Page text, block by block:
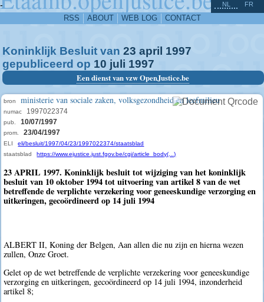
-
RSS ABOUT WEB LOG CONTACT
NL FR
Koninklijk Besluit van 23 april 1997
gepubliceerd op 10 juli 1997
Een dienst van vzw OpenJustice.be
bron ministerie van sociale zaken, volksgezondheid en leefmilieu
numac 1997022374
pub. 10/07/1997
prom. 23/04/1997
ELI
eli/besluit/1997/04/23/1997022374/staatsblad
staatsblad
https://www.ejustice.just.fgov.be/cgi/article_body(...)
23 APRIL 1997. Koninklijk besluit tot wijziging van het koninklijk
besluit van 10 oktober 1994 tot uitvoering van artikel 8 van de wet
betreffende de verplichte verzekering voor geneeskundige verzorging en
uitkeringen, gecoördineerd op 14 juli 1994
ALBERT II, Koning der Belgen, Aan allen die nu zijn en hierna wezen
zullen, Onze Groet.
Gelet op de wet betreffende de verplichte verzekering voor geneeskundige
verzorging en uitkeringen, gecoördineerd op 14 juli 1994, inzonderheid
artikel 8;
^